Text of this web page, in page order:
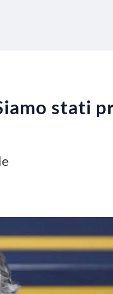
stati